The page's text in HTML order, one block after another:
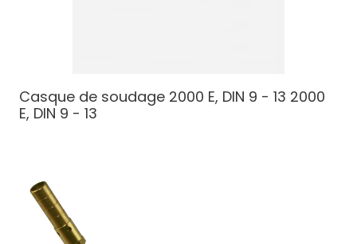
Casque de soudage 2000 E, DIN 9 - 13 2000
E, DIN 9 - 13